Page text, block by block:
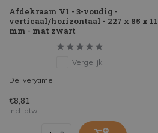
Afdekraam V1 - 3-voudig -
verticaal/horizontaal - 227 x 85 x 11
mm - mat zwart
Vergelijk
Deliverytime
€8,81
Incl. btw